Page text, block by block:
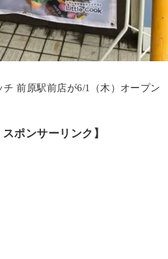
前原駅前店が6/1（木）オープン
スポンサーリンク】